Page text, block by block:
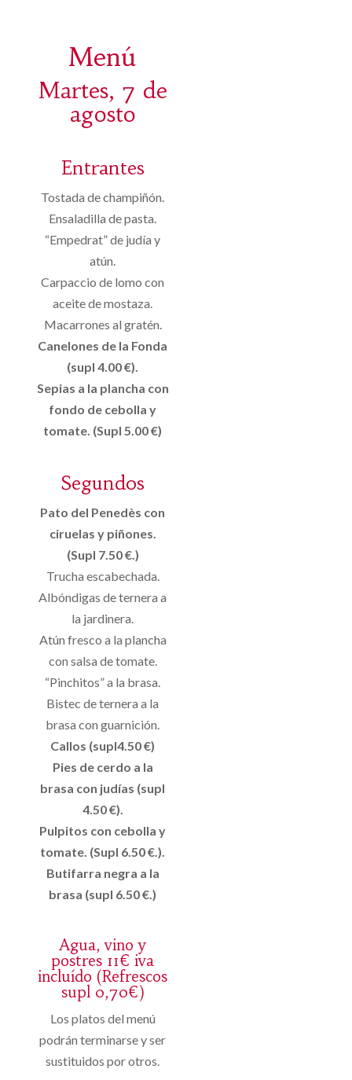
Menú
Martes, 7 de
agosto
Entrantes
Tostada de champiñón.
Ensaladilla de pasta.
“Empedrat” de judía y
atún.
Carpaccio de lomo con
aceite de mostaza.
Macarrones al gratén.
Canelones de la Fonda
(supl 4.00 €).
Sepias a la plancha con
fondo de cebolla y
tomate. (Supl 5.00 €)
Segundos
Pato del Penedès con
ciruelas y piñones.
(Supl 7.50 €.)
Trucha escabechada.
Albóndigas de ternera a
la jardinera.
Atún fresco a la plancha
con salsa de tomate.
“Pinchitos” a la brasa.
Bistec de ternera a la
brasa con guarnición.
Callos (supl4.50 €)
Pies de cerdo a la
brasa con judías (supl
4.50 €).
Pulpitos con cebolla y
tomate. (Supl 6.50 €.).
Butifarra negra a la
brasa (supl 6.50 €.)
Agua, vino y
postres 11€ iva
incluído (Refrescos
supl 0,70€)
Los platos del menú
podrán terminarse y ser
sustituidos por otros.